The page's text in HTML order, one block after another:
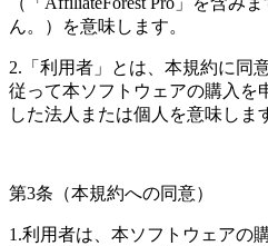
ん。）を意味します。
2.「利用者」とは、本規約に同
従って本ソフトウェアの購入を
した法人または個人を意味しま
第3条（本規約への同意）
1.利用者は、本ソフトウェアの